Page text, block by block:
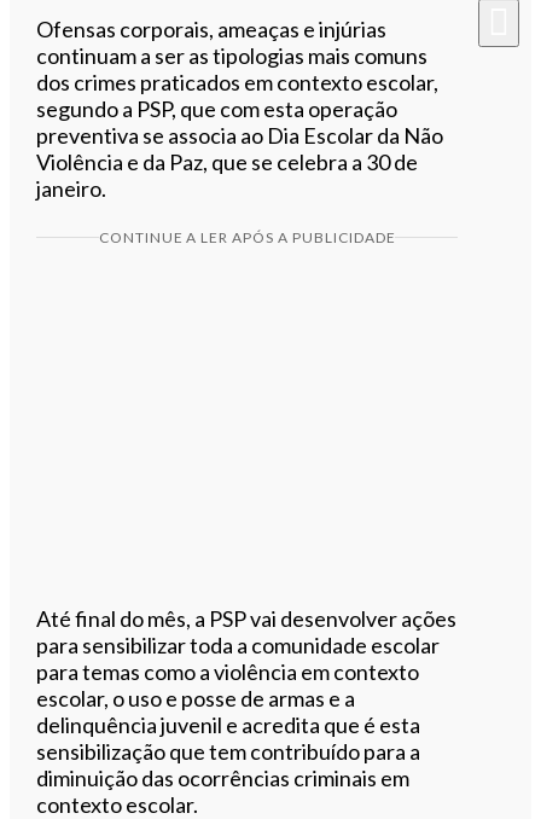
Ofensas corporais, ameaças e injúrias
continuam a ser as tipologias mais comuns
dos crimes praticados em contexto escolar,
segundo a PSP, que com esta operação
preventiva se associa ao Dia Escolar da Não
Violência e da Paz, que se celebra a 30 de
janeiro.
CONTINUE A LER APÓS A PUBLICIDADE
Até final do mês, a PSP vai desenvolver ações
para sensibilizar toda a comunidade escolar
para temas como a violência em contexto
escolar, o uso e posse de armas e a
delinquência juvenil e acredita que é esta
sensibilização que tem contribuído para a
diminuição das ocorrências criminais em
contexto escolar.